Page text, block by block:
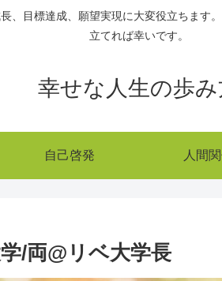
、目標達成、願望実現に大変役立ちま
立てれば幸いです。
幸せな人生の歩み
自己啓発 人間
/両@リベ大学長